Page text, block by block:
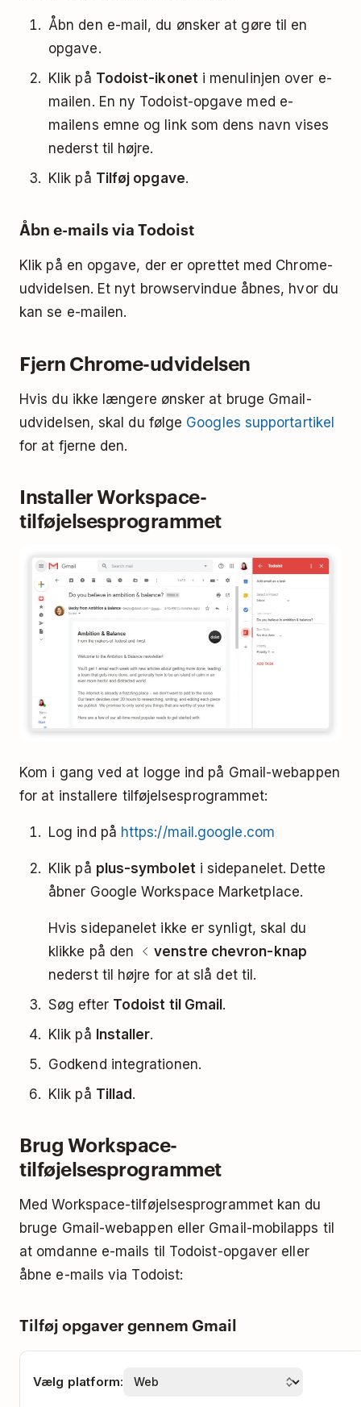
Åbn den e-mail, du ønsker at gøre til en
opgave.
Klik på Todoist-ikoneti menulinjen over e-
mailen. En ny Todoist-opgave med e-
mailens emne og link som dens navn vises
nederst til højre.
Klik på Tilføj opgave.
Åbn e-mails via Todoist
Klik på en opgave, der er oprettet med Chrome-
udvidelsen. Et nyt browservindue åbnes, hvor du
kan se e-mailen.
Fjern Chrome-udvidelsen
Hvis du ikke længere ønsker at bruge Gmail-
udvidelsen, skal du følge Googles supportartikel
for at fjerne den.
Installer Workspace-
tilføjelsesprogrammet
Kom i gang ved at logge ind på Gmail-webappen
for at installere tilføjelsesprogrammet:
Log ind på https://mail.google.com
Klik på plus-symbolet i sidepanelet. Dette
åbner Google Workspace Marketplace.
Hvis sidepanelet ikke er synligt, skal du
klikke på den
venstre chevron-knap
nederst til højre for at slå det til.
Søg efter Todoist til Gmail.
Klik på Installer.
Godkend integrationen.
Klik på Tillad.
Brug Workspace-
tilføjelsesprogrammet
Med Workspace-tilføjelsesprogrammet kan du
bruge Gmail-webappen eller Gmail-mobilapps til
at omdanne e-mails til Todoist-opgaver eller
åbne e-mails via Todoist:
Tilføj opgaver gennem Gmail
Vælg platform: